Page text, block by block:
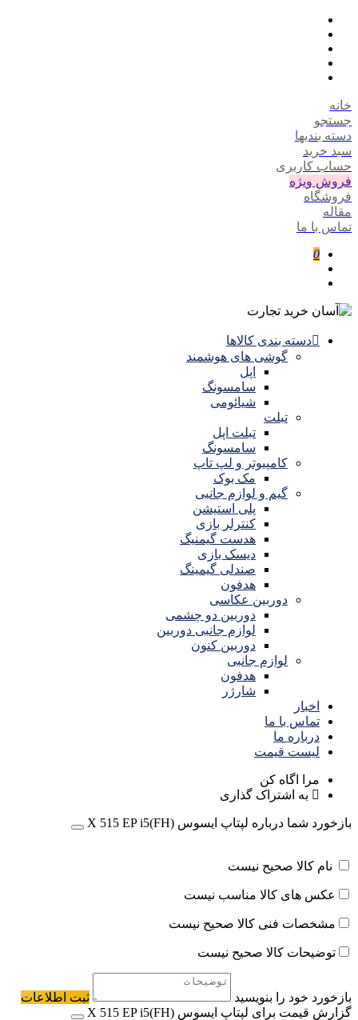
خانه
جستجو
دسته بندیها
سبد خرید
حساب کاربری
فروش ویژه
فروشگاه
مقاله
تماس با ما
0
دسته بندی کالاها
گوشی های هوشمند
اپل
سامسونگ
شیائومی
تبلت
تبلت اپل
سامسونگ
کامپیوتر و لپ تاپ
مک بوک
گیم و لوازم جانبی
پلی استیشن
کنترلر بازی
هدست گیمنیگ
دیسک بازی
صندلی گیمینگ
هدفون
دوربین عکاسی
دوربین دو چشمی
لوازم جانبی دوربین
دوربین کنون
لوازم جانبی
هدفون
شارژر
اخبار
تماس با ما
درباره ما
لیست قیمت
مرا اگاه کن
به اشتراک گذاری
بازخورد شما درباره لپتاپ ایسوس X 515 EP i5(FH)
نام کالا صحیح نیست
عکس های کالا مناسب نیست
مشخصات فنی کالا صحیح نیست
توضیحات کالا صحیح نیست
بازخورد خود را بنویسید
ثبت اطلاعات
گزارش قیمت برای لپتاپ ایسوس X 515 EP i5(FH)